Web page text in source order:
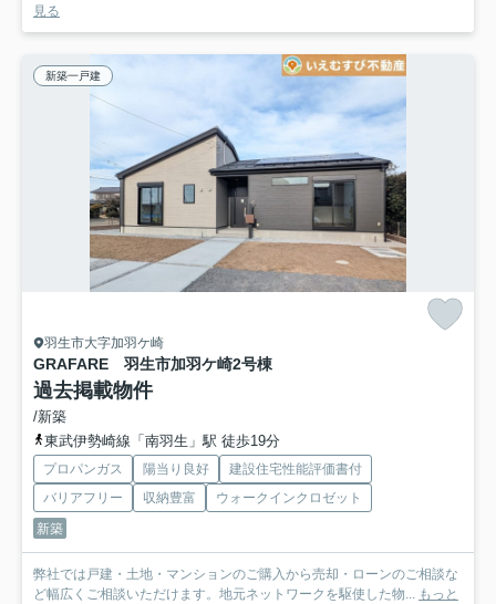
見る
新築一戸建
羽生市大字加羽ケ崎
GRAFARE 羽生市加羽ケ崎2号棟
過去掲載物件
/新築
東武伊勢崎線「南羽生」駅 徒歩19分
プロパンガス 陽当り良好
建設住宅性能評価書付
バリアフリー
収納豊富
ウォークインクロゼット
新築
弊社では戸建・土地・マンションのご購入から売却・ローンのご相談な
ど幅広くご相談いただけます。地元ネットワークを駆使した物... もっと